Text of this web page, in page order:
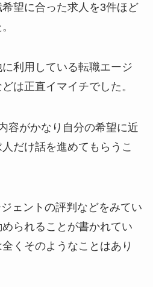
望に合った求人を3件ほど
利用している転職エージ
は正直イマイチでした。
容がかなり自分の希望に近
だけ話を進めてもらうこ
ェントの評判などをみてい
られることが書かれてい
くそのようなことはあり